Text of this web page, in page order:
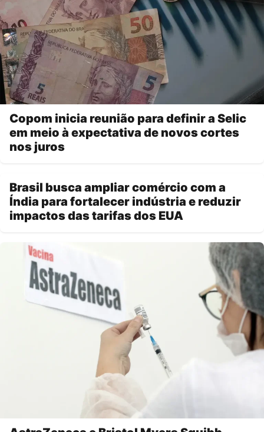
Copom inicia reunião para definir a Selic
em meio à expectativa de novos cortes
nos juros
Brasil busca ampliar comércio com a
Índia para fortalecer indústria e reduzir
impactos das tarifas dos EUA